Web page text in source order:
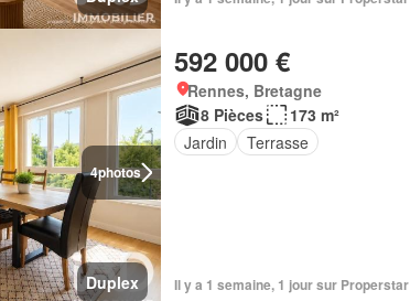
4photos
Duplex
592 000 €
Rennes, Bretagne
8 Pièces
173 m²
Jardin
Terrasse
Il y a 1 semaine, 1 jour sur Properstar